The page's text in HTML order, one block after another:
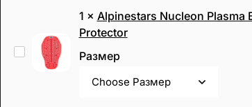
Air
Ladies
Alpinestars
Nucleon
1 × Alpinestars Nucleon Plasma
Protector
Размер